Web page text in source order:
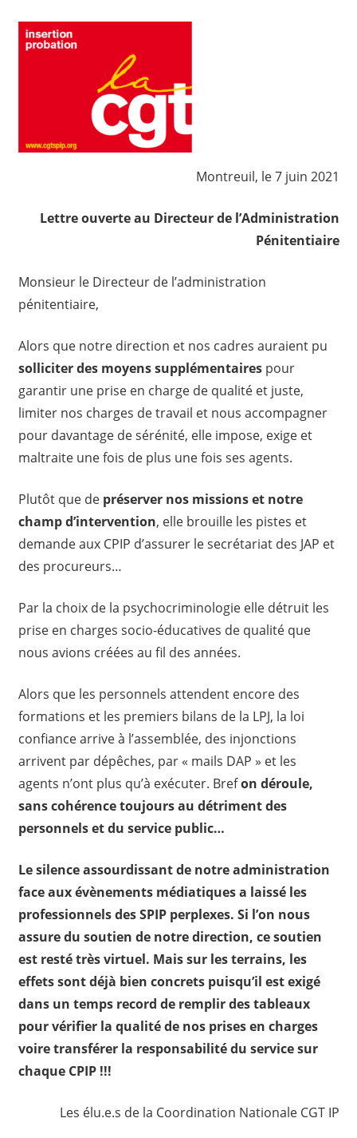
Montreuil, le 7 juin 2021
Lettre ouverte au Directeur de l’Administration
Pénitentiaire
Monsieur le Directeur de l’administration
pénitentiaire,
Alors que notre direction et nos cadres auraient pu
solliciter des moyens supplémentairespour
garantir une prise en charge de qualité et juste,
limiter nos charges de travail et nous accompagner
pour davantage de sérénité, elle impose, exige et
maltraite une fois de plus une fois ses agents.
Plutôt que de préserver nos missions et notre
champ d’intervention, elle brouille les pistes et
demande aux CPIP d’assurer le secrétariat des JAP et
des procureurs…
Par la choix de la psychocriminologie elle détruit les
prise en charges socio-éducatives de qualité que
nous avions créées au fil des années.
Alors que les personnels attendent encore des
formations et les premiers bilans de la LPJ, la loi
confiance arrive à l’assemblée, des injonctions
arrivent par dépêches, par « mails DAP » et les
agents n’ont plus qu’à exécuter. Brefon déroule,
sans cohérence toujours au détriment des
personnels et du service public…
Le silence assourdissant de notre administration
face aux évènements médiatiques a laissé les
professionnels des SPIP perplexes. Si l’on nous
assure du soutien de notre direction, ce soutien
est resté très virtuel. Mais sur les terrains, les
effets sont déjà bien concrets puisqu’il est exigé
dans un temps record de remplir des tableaux
pour vérifier la qualité de nos prises en charges
voire transférer la responsabilité du service sur
chaque CPIP !!!
Les élu.e.s de la Coordination Nationale CGT IP